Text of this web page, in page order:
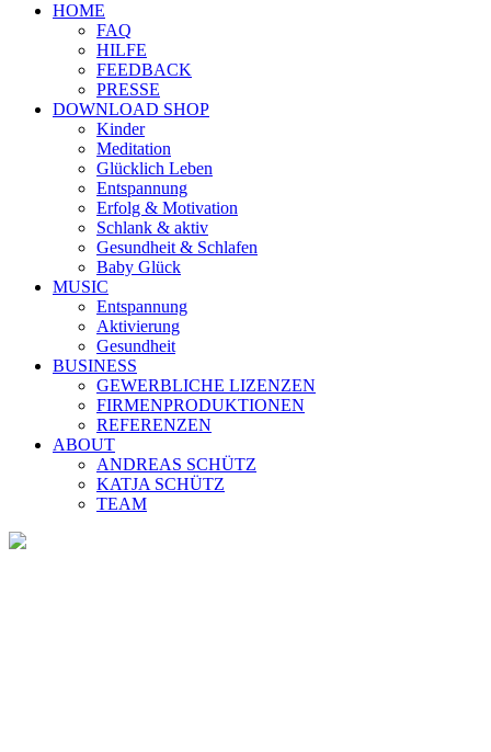
HOME
FAQ
HILFE
FEEDBACK
PRESSE
DOWNLOAD SHOP
Kinder
Meditation
Glücklich Leben
Entspannung
Erfolg & Motivation
Schlank & aktiv
Gesundheit & Schlafen
Baby Glück
MUSIC
Entspannung
Aktivierung
Gesundheit
BUSINESS
GEWERBLICHE LIZENZEN
FIRMENPRODUKTIONEN
REFERENZEN
ABOUT
ANDREAS SCHÜTZ
KATJA SCHÜTZ
TEAM